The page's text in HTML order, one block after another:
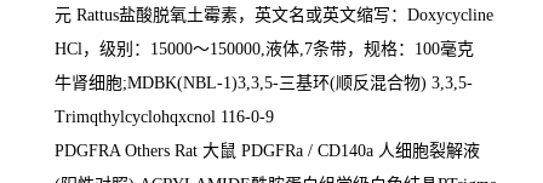
元 Rattus盐酸脱氧土霉素，英文名或英文缩写： Doxycycline
HCl ，级别： 15000～150000, 液体 ,7条带，规格： 100毫克
牛肾细胞;MDBK(NBL-1)3,3,5-三基环(顺反混合物) 3,3,5-
Trimqthylcyclohqxcnol 116-0-9
PDGFRA Others Rat 大鼠 PDGFRa / CD140a 人细胞裂解液